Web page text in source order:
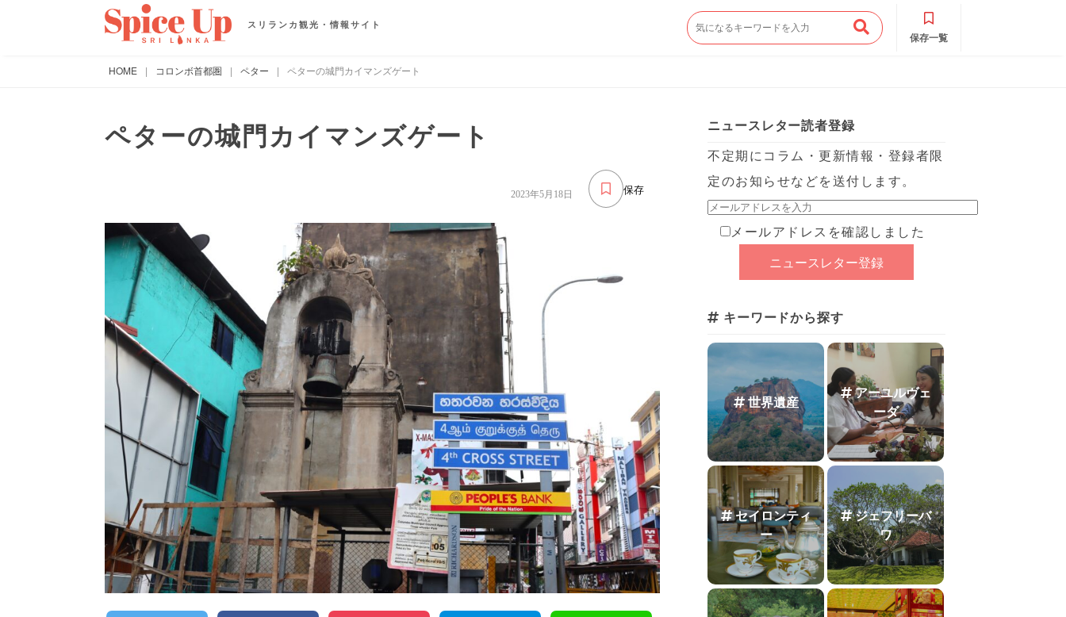
スリランカ観光・情報サイト
保存一覧
HOME | コロンボ首都圏 | ペター | ペターの城門カイマンズゲート
ペターの城門カイマンズゲート
保存
2023年5月18日
ニュースレター読者登録
不定期にコラム・更新情報・登録者限
定のお知らせなどを送付します。
メールアドレスを確認しました
キーワードから探す
世界遺産
アーユルヴェ
ーダ
セイロンティ
ー
ジェフリーバ
ワ